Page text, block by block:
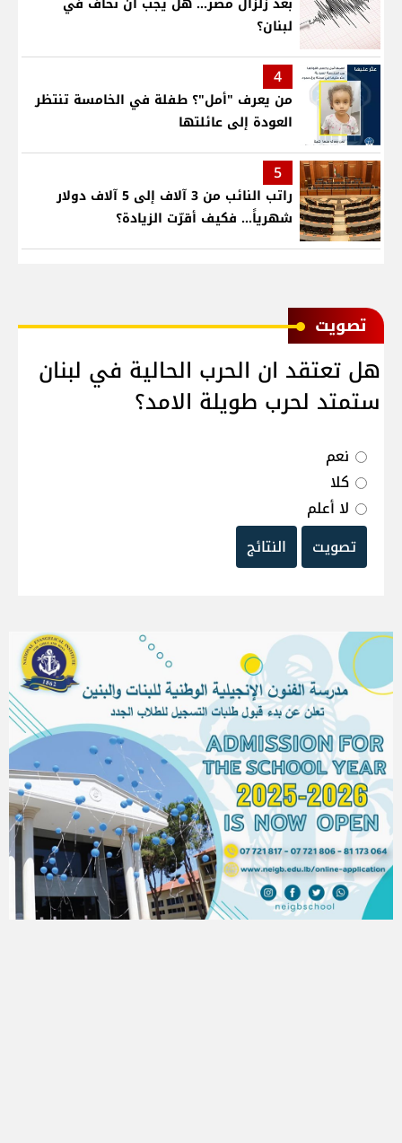
لبنان؟
4
من يعرف "أمل"؟ طفلة في الخامسة تنتظر
العودة إلى عائلتها
5
راتب النائب من 3 آلاف إلى 5 آلاف دولار
شهرياً... فكيف أقرّت الزيادة؟
ﺗﺼﻮﻳﺖ
هل تعتقد ان الحرب الحالية في لبنان
ستمتد لحرب طويلة الامد؟
نعم
كلا
لا أعلم
تصويت
النتائج